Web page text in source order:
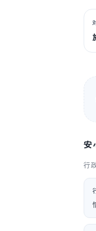
安
行